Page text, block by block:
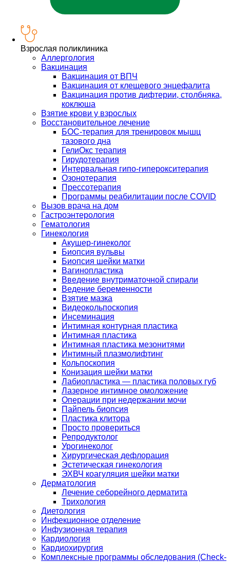
Взрослая поликлиника
Аллергология
Вакцинация
Вакцинация от ВПЧ
Вакцинация от клещевого энцефалита
Вакцинация против дифтерии, столбняка,
коклюша
Взятие крови у взрослых
Восстановительное лечение
БОС-терапия для тренировок мышц
тазового дна
ГелиОкс терапия
Гирудотерапия
Интервальная гипо-гиперокситерапия
Озонотерапия
Прессотерапия
Программы реабилитации после СOVID
Вызов врача на дом
Гастроэнтерология
Гематология
Гинекология
Акушер-гинеколог
Биопсия вульвы
Биопсия шейки матки
Вагинопластика
Введение внутриматочной спирали
Ведение беременности
Взятие мазка
Видеокольпоскопия
Инсеминация
Интимная контурная пластика
Интимная пластика
Интимная пластика мезонитями
Интимный плазмолифтинг
Кольпоскопия
Конизация шейки матки
Лабиопластика — пластика половых губ
Лазерное интимное омоложение
Операции при недержании мочи
Пайпель биопсия
Пластика клитора
Просто провериться
Репродуктолог
Урогинеколог
Хирургическая дефлорация
Эстетическая гинекология
ЭХВЧ коагуляция шейки матки
Дерматология
Лечение себорейного дерматита
Трихология
Диетология
Инфекционное отделение
Инфузионная терапия
Кардиология
Кардиохирургия
Комплексные программы обследования (Check-